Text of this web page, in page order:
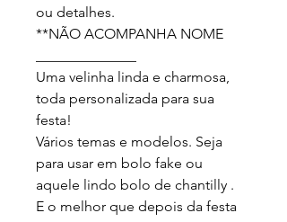
ou detalhes.
**NÃO ACOMPANHA NOME
Uma velinha linda e charmosa,
toda personalizada para sua
festa!
Vários temas e modelos. Seja
para usar em bolo fake ou
aquele lindo bolo de chantilly .
E o melhor que depois da festa